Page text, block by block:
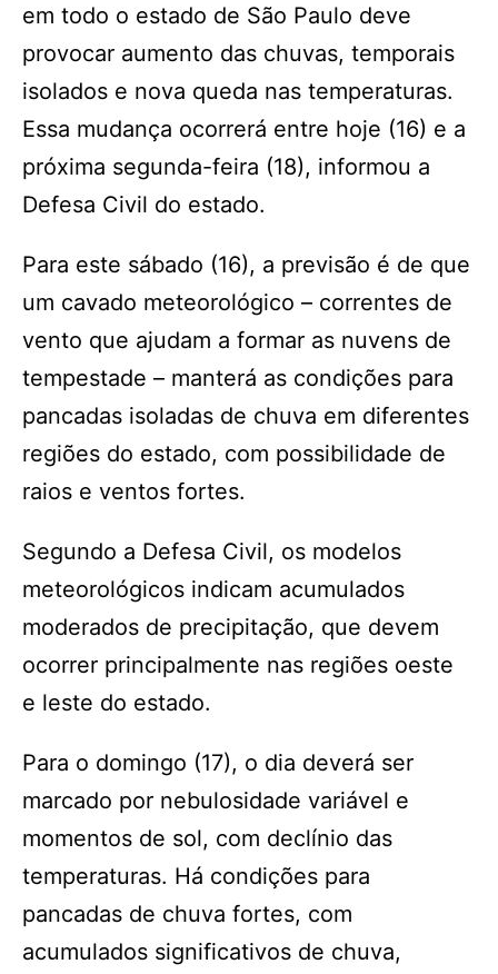
em todo o estado de São Paulo deve
provocar aumento das chuvas, temporais
isolados e nova queda nas temperaturas.
Essa mudança ocorrerá entre hoje (16) e a
próxima segunda-feira (18), informou a
Defesa Civil do estado.
Para este sábado (16), a previsão é de que
um cavado meteorológico – correntes de
vento que ajudam a formar as nuvens de
tempestade – manterá as condições para
pancadas isoladas de chuva em diferentes
regiões do estado, com possibilidade de
raios e ventos fortes.
Segundo a Defesa Civil, os modelos
meteorológicos indicam acumulados
moderados de precipitação, que devem
ocorrer principalmente nas regiões oeste
e leste do estado.
Para o domingo (17), o dia deverá ser
marcado por nebulosidade variável e
momentos de sol, com declínio das
temperaturas. Há condições para
pancadas de chuva fortes, com
acumulados significativos de chuva,